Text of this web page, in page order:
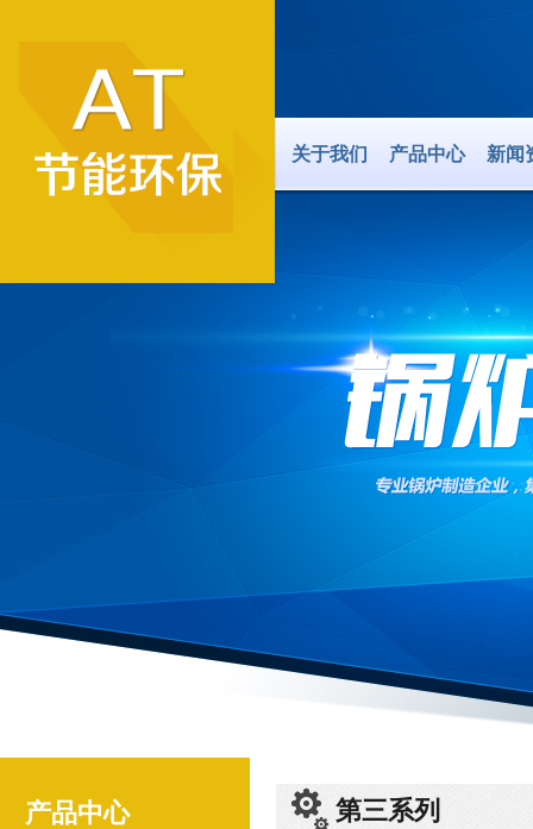
关于我们 产品中心 新闻
产品中心 第三系列